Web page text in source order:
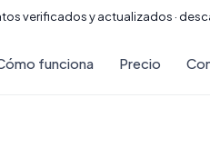
verificados y actualizados ·
funciona Precio